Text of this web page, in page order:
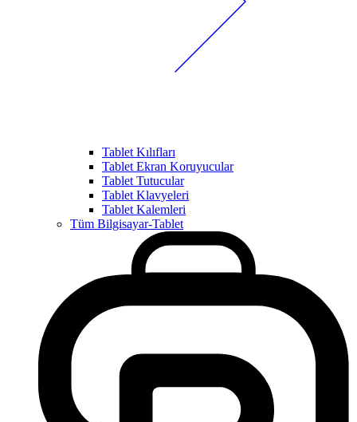
Tablet Kılıfları
Tablet Ekran Koruyucular
Tablet Tutucular
Tablet Klavyeleri
Tablet Kalemleri
Tüm Bilgisayar-Tablet